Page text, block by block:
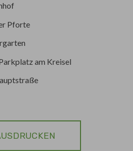
Pforte
am Kreisel